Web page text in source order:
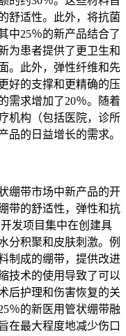
舒适性。此外，将抗菌
中25％的新产品结合了
为患者提供了更卫生和
。此外，弹性纤维和先
好的支撑和更精确的压
需求增加了20％。随着
机构（包括医院，诊所
品的日益增长的需求。
绷带市场中新产品的开
带的舒适性，弹性和抗
发项目集中在创建具
分积聚和皮肤刺激。例
制成的绷带，提供改进
技术的使用导致了可以
后护理和伤害恢复的关
％的新医用管状绷带融
在最大程度地减少伤口